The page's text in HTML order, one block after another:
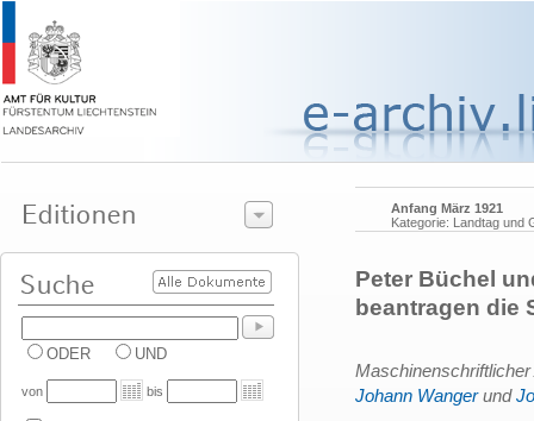
ODER UND
von bis
Anfang März 1921
Kategorie: Landtag und
Peter Büchel
beantragen die
Johann Wangerund